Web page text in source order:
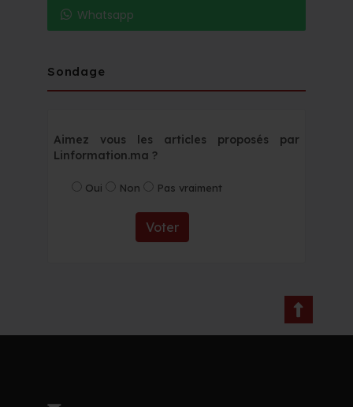
Whatsapp
Sondage
Aimez vous les articles proposés par
Linformation.ma ?
Oui Non Pas vraiment
Voter